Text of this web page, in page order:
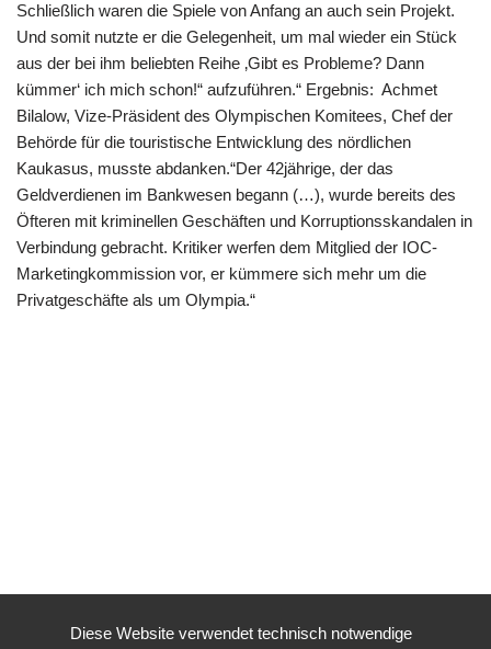
Schließlich waren die Spiele von Anfang an auch sein Projekt.
Und somit nutzte er die Gelegenheit, um mal wieder ein Stück
aus der bei ihm beliebten Reihe ‚Gibt es Probleme? Dann
kümmer‘ ich mich schon!“ aufzuführen.“ Ergebnis: Achmet
Bilalow, Vize-Präsident des Olympischen Komitees, Chef der
Behörde für die touristische Entwicklung des nördlichen
Kaukasus, musste abdanken.“Der 42jährige, der das
Geldverdienen im Bankwesen begann (…), wurde bereits des
Öfteren mit kriminellen Geschäften und Korruptionsskandalen in
Verbindung gebracht. Kritiker werfen dem Mitglied der IOC-
Marketingkommission vor, er kümmere sich mehr um die
Privatgeschäfte als um Olympia.“
Diese Website verwendet technisch notwendige